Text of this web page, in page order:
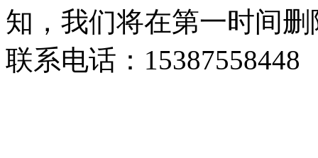
知，我们将在第一时间
联系电话：15387558448